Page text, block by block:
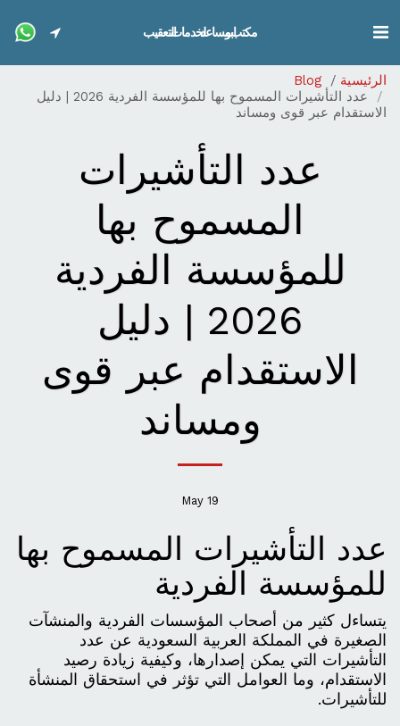
مكتب ابو مساعد لخدمات التعقيب
الرئيسية
Blog
عدد التأشيرات المسموح بها للمؤسسة الفردية 2026 | دليل
الاستقدام عبر قوى ومساند
عدد التأشيرات
المسموح بها
للمؤسسة الفردية
2026 | دليل
الاستقدام عبر قوى
ومساند
19
May
عدد التأشيرات المسموح بها
للمؤسسة الفردية
يتساءل كثير من أصحاب المؤسسات الفردية والمنشآت
الصغيرة في المملكة العربية السعودية عن عدد
التأشيرات التي يمكن إصدارها، وكيفية زيادة رصيد
الاستقدام، وما العوامل التي تؤثر في استحقاق المنشأة
للتأشيرات.